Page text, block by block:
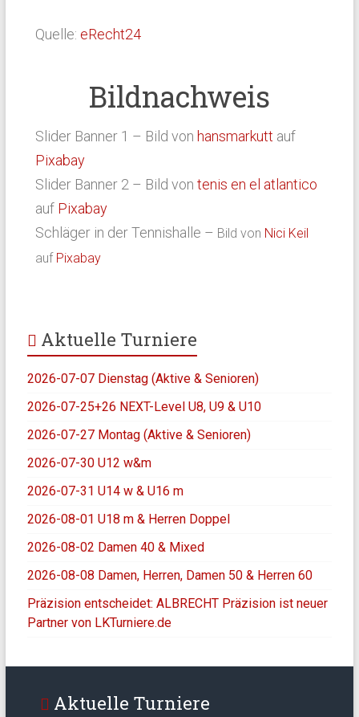
Quelle: eRecht24
Bildnachweis
Slider Banner 1 – Bild von hansmarkutt auf
Pixabay
Slider Banner 2 – Bild von tenis en el atlantico
auf Pixabay
Schläger in der Tennishalle – Bild von Nici Keil
auf Pixabay
Aktuelle Turniere
2026-07-07 Dienstag (Aktive & Senioren)
2026-07-25+26 NEXT-Level U8, U9 & U10
2026-07-27 Montag (Aktive & Senioren)
2026-07-30 U12 w&m
2026-07-31 U14 w & U16 m
2026-08-01 U18 m & Herren Doppel
2026-08-02 Damen 40 & Mixed
2026-08-08 Damen, Herren, Damen 50 & Herren 60
Präzision entscheidet: ALBRECHT Präzision ist neuer
Partner von LKTurniere.de
Aktuelle Turniere